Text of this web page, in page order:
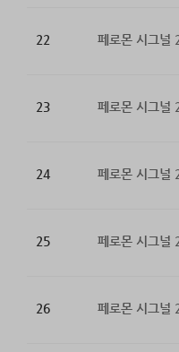
22 페로몬 시그널
23 페로몬 시그널
24 페로몬 시그널
25 페로몬 시그널
26 페로몬 시그널